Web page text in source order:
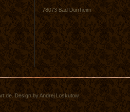
78073 Bad Dürrheim
Design by Andrej Loskutow.